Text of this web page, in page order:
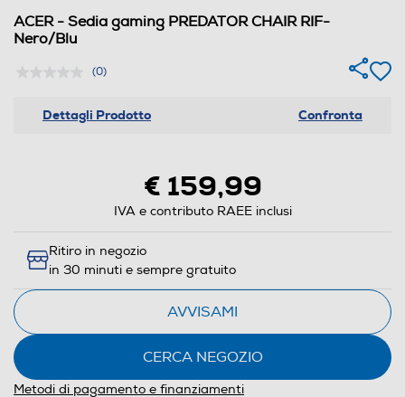
ACER - Sedia gaming PREDATOR CHAIR RIF-
Nero/Blu
(0)
Dettagli Prodotto Confronta
€ 159,99
IVA e contributo RAEE inclusi
Ritiro in negozio
in 30 minuti e sempre gratuito
AVVISAMI
CERCA NEGOZIO
Metodi di pagamento e finanziamenti